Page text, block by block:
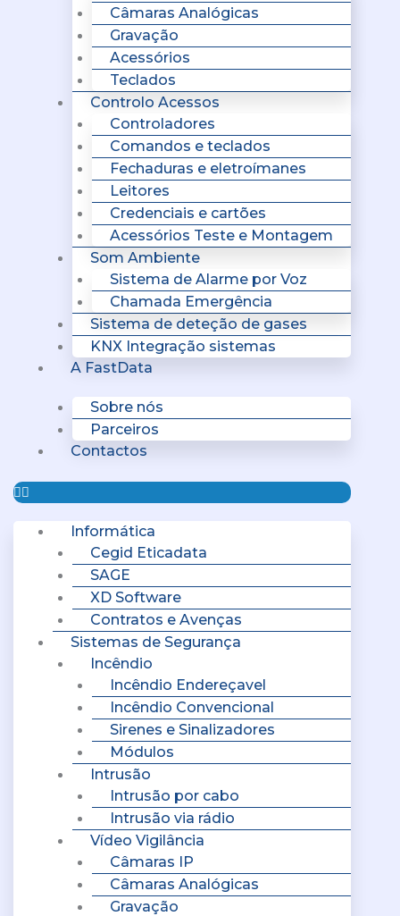
Câmaras Analógicas
Gravação
Acessórios
Teclados
Controlo Acessos
Controladores
Comandos e teclados
Fechaduras e eletroímanes
Leitores
Credenciais e cartões
Acessórios Teste e Montagem
Som Ambiente
Sistema de Alarme por Voz
Chamada Emergência
Sistema de deteção de gases
KNX Integração sistemas
A FastData
Sobre nós
Parceiros
Contactos
Informática
Cegid Eticadata
SAGE
XD Software
Contratos e Avenças
Sistemas de Segurança
Incêndio
Incêndio Endereçavel
Incêndio Convencional
Sirenes e Sinalizadores
Módulos
Intrusão
Intrusão por cabo
Intrusão via rádio
Vídeo Vigilância
Câmaras IP
Câmaras Analógicas
Gravação